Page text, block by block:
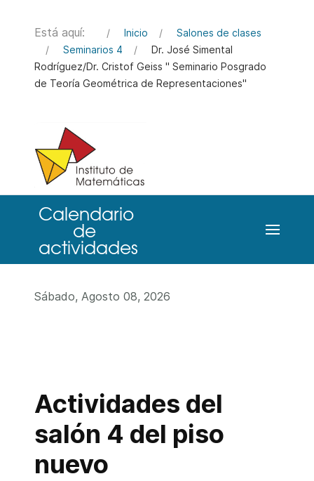
Está aquí: Inicio
Salones de clases
Seminarios 4
Dr. José Simental
Rodríguez/Dr. Cristof Geiss " Seminario Posgrado
de Teoría Geométrica de Representaciones"
Sábado, Agosto 08, 2026
Actividades del
salón 4 del piso
nuevo